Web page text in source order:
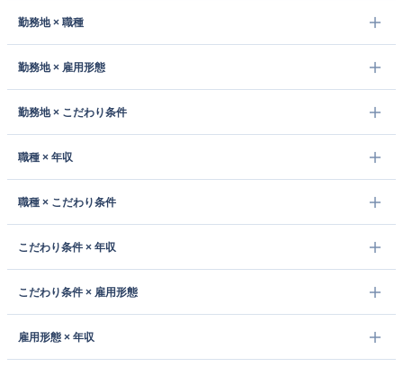
勤務地 × 職種
勤務地 × 雇用形態
勤務地 × こだわり条件
職種 × 年収
職種 × こだわり条件
こだわり条件 × 年収
こだわり条件 × 雇用形態
雇用形態 × 年収